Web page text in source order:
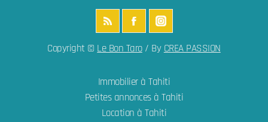
Copyright © Le Bon Taro/ By CREA PASSION
Immobilier à Tahiti
Petites annonces à Tahiti
Location à Tahiti